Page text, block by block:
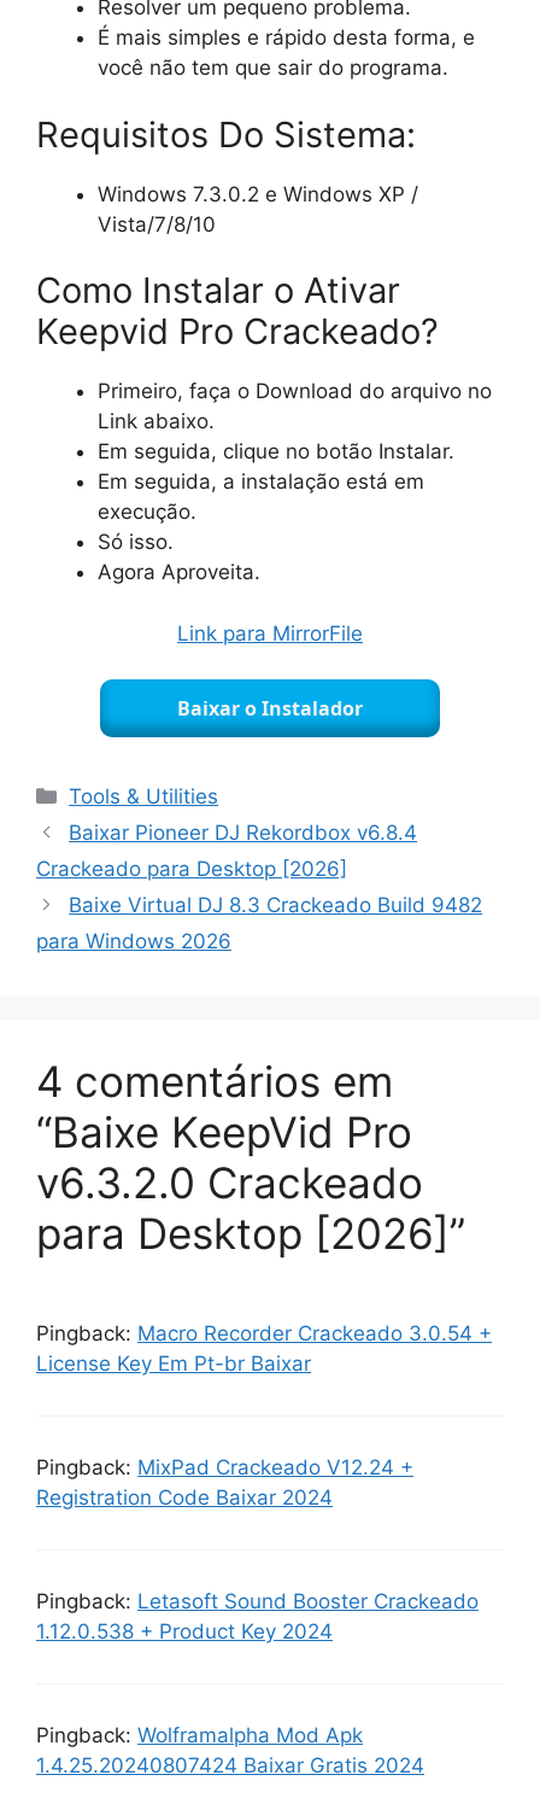
Resolver um pequeno problema.
É mais simples e rápido desta forma, e
você não tem que sair do programa.
Requisitos Do Sistema:
Windows 7.3.0.2 e Windows XP /
Vista/7/8/10
Como Instalar o Ativar
Keepvid Pro Crackeado?
Primeiro, faça o Download do arquivo no
Link abaixo.
Em seguida, clique no botão Instalar.
Em seguida, a instalação está em
execução.
Só isso.
Agora Aproveita.
Link para MirrorFile
Baixar o Instalador
Categorias
Tools & Utilities
Baixar Pioneer DJ Rekordbox v6.8.4
Crackeado para Desktop [2026]
Baixe Virtual DJ 8.3 Crackeado Build 9482
para Windows 2026
4 comentários em
“Baixe KeepVid Pro
v6.3.2.0 Crackeado
para Desktop [2026]”
Pingback: Macro Recorder Crackeado 3.0.54 +
License Key Em Pt-br Baixar
Pingback: MixPad Crackeado V12.24 +
Registration Code Baixar 2024
Pingback: Letasoft Sound Booster Crackeado
1.12.0.538 + Product Key 2024
Pingback: Wolframalpha Mod Apk
1.4.25.20240807424 Baixar Gratis 2024